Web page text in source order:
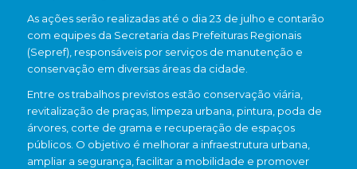
As ações serão realizadas até o dia 23 de julho e contarão
com equipes da Secretaria das Prefeituras Regionais
(Sepref), responsáveis por serviços de manutenção e
conservação em diversas áreas da cidade.
Entre os trabalhos previstos estão conservação viária,
revitalização de praças, limpeza urbana, pintura, poda de
árvores, corte de grama e recuperação de espaços
públicos. O objetivo é melhorar a infraestrutura urbana,
ampliar a segurança, facilitar a mobilidade e promover